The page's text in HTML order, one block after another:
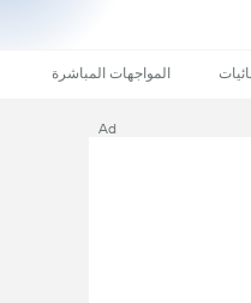
المواجهات المباشرة
Ad